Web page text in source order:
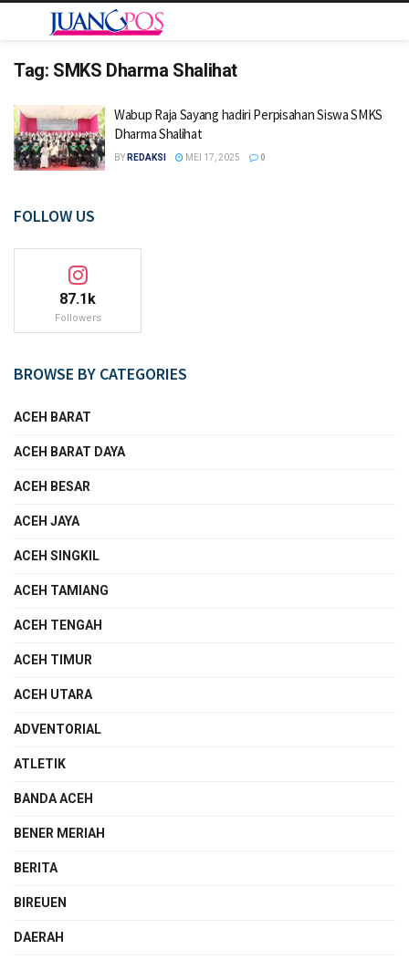
Tag: SMKS Dharma Shalihat
Wabup Raja Sayang hadiri Perpisahan Siswa SMKS
Dharma Shalihat
BY REDAKSI MEI 17, 2025 0
FOLLOW US
87.1k
Followers
BROWSE BY CATEGORIES
ACEH BARAT
ACEH BARAT DAYA
ACEH BESAR
ACEH JAYA
ACEH SINGKIL
ACEH TAMIANG
ACEH TENGAH
ACEH TIMUR
ACEH UTARA
ADVENTORIAL
ATLETIK
BANDA ACEH
BENER MERIAH
BERITA
BIREUEN
DAERAH